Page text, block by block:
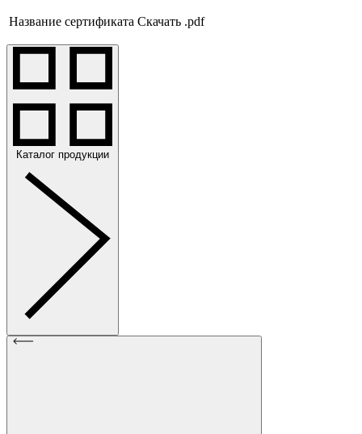
Название сертификата Скачать .pdf
Каталог продукции